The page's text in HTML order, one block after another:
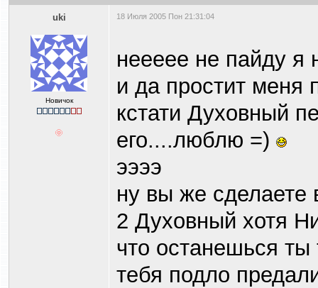
uki
Новичок
18 Июля 2005 Пон 21:31:04
неееее не пайду я
и да простит меня
кстати Духовный
его....люблю =)
ээээ
ну вы же сделаете
2 Духовный хотя
что останешься
тебя подло